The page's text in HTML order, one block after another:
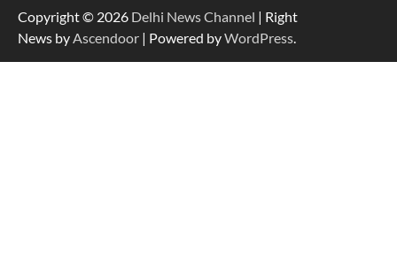
Copyright © 2026 Delhi News Channel | Right
News by Ascendoor | Powered byWordPress